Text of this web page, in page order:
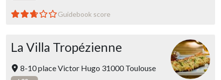
Guidebook score
La Villa Tropézienne
8-10 place Victor Hugo 31000 Toulouse